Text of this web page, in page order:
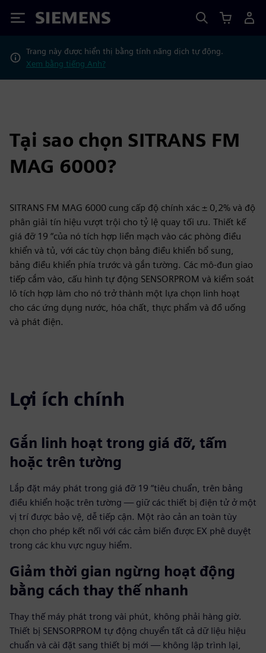
Siemens
Trang này được hiển thị bằng tính năng dịch tự động.
Xem bằng tiếng Anh?
Tại sao chọn SITRANS FM
MAG 6000?
SITRANS FM MAG 6000 cung cấp độ chính xác ± 0,2% và độ
phân giải tín hiệu vượt trội cho tỷ lệ quay tối ưu. Thiết kế
giá đỡ 19 “của nó tích hợp liền mạch vào các phòng điều
khiển và tủ, với các tùy chọn bảng điều khiển bổ sung,
bảng điều khiển phía trước và gắn tường. Các mô-đun giao
tiếp cắm vào, cấu hình tự động SENSORPROM và kiểm soát
lô tích hợp làm cho nó trở thành một lựa chọn linh hoạt
cho các ứng dụng nước, hóa chất, thực phẩm và đồ uống
và phát điện.
Lợi ích chính
Gắn linh hoạt trong giá đỡ, tấm
hoặc trên tường
Lắp đặt máy phát trong giá đỡ 19 “tiêu chuẩn, trên bảng
điều khiển hoặc trên tường — giữ các thiết bị điện tử ở một
vị trí được bảo vệ, dễ tiếp cận. Một rào cản an toàn tùy
chọn cho phép kết nối với các cảm biến được EX phê duyệt
trong các khu vực nguy hiểm.
Giảm thời gian ngừng hoạt động
bằng cách thay thế nhanh
Thay thế máy phát trong vài phút, không phải hàng giờ.
Thiết bị SENSORPROM tự động chuyển tất cả dữ liệu hiệu
chuẩn và cài đặt sang thiết bị mới — không lập trình lại,